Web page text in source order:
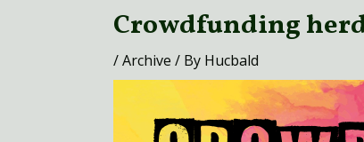
Crowdfunding
/Archive / By Hucbald